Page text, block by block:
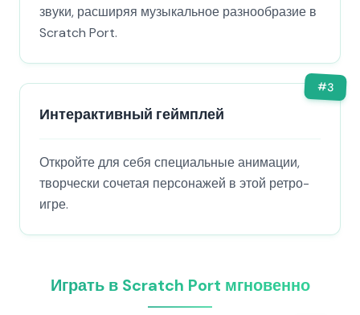
звуки, расширяя музыкальное разнообразие в
Scratch Port.
#3
Интерактивный геймплей
Откройте для себя специальные анимации,
творчески сочетая персонажей в этой ретро-
игре.
Играть в Scratch Port мгновенно